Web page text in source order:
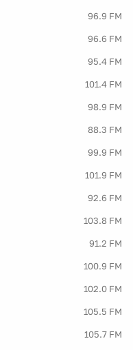
96.9 FM
96.6 FM
95.4 FM
101.4 FM
98.9 FM
88.3 FM
99.9 FM
101.9 FM
92.6 FM
103.8 FM
91.2 FM
100.9 FM
102.0 FM
105.5 FM
105.7 FM